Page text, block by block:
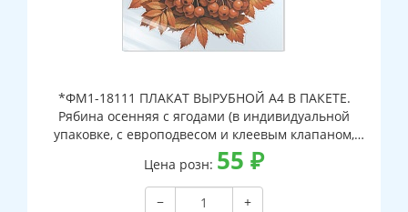
*ФМ1-18111 ПЛАКАТ ВЫРУБНОЙ А4 В ПАКЕТЕ.
Рябина осенняя с ягодами (в индивидуальной
упаковке, с европодвесом и клеевым клапаном,
двухсторонний, ВД-лак)
Цена розн: 55 ₽
−
+